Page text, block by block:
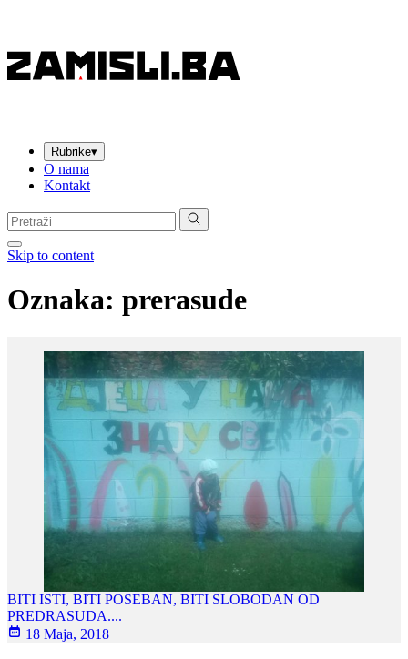
Rubrike▾
O nama
Kontakt
Pretraga:
Skip to content
Oznaka: prerasude
BITI ISTI, BITI POSEBAN, BITI SLOBODAN OD
PREDRASUDA....
18 Maja, 2018